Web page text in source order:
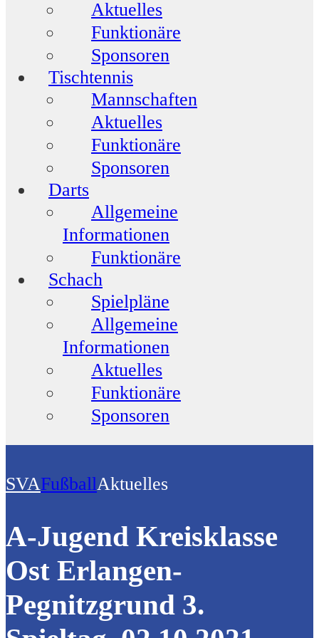
Aktuelles
Funktionäre
Sponsoren
Tischtennis
Mannschaften
Aktuelles
Funktionäre
Sponsoren
Darts
Allgemeine
Informationen
Funktionäre
Schach
Spielpläne
Allgemeine
Informationen
Aktuelles
Funktionäre
Sponsoren
SVAFußballAktuelles
A-Jugend Kreisklasse
Ost Erlangen-
Pegnitzgrund 3.